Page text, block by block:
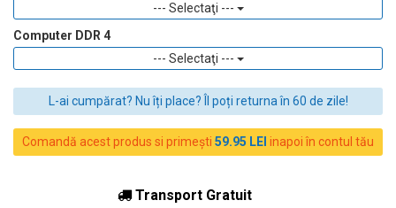
--- Selectaţi ---
Computer DDR 4
--- Selectaţi ---
L-ai cumpărat? Nu îți place? Îl poți returna în 60 de zile!
Comandă acest produs si primești 59.95 LEI inapoi în contul tău
Transport Gratuit